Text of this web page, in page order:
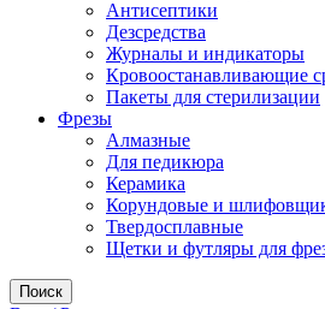
Антисептики
Дезсредства
Журналы и индикаторы
Кровоостанавливающие
Пакеты для стерилизации
Фрезы
Алмазные
Для педикюра
Керамика
Корундовые и
Твердосплавные
Щетки и футляры для
Поиск